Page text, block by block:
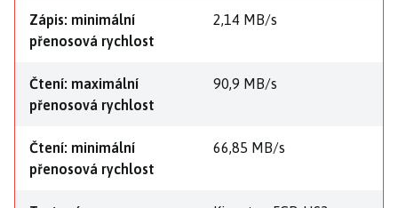
Zápis: minimální
přenosová rychlost
2,14 MB/s
Čtení: maximální
přenosová rychlost
90,9 MB/s
Čtení: minimální
přenosová rychlost
66,85 MB/s